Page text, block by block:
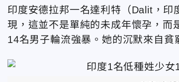
印度安德拉邦一名達利特（Dalit，印
現，這並不是單純的未成年懷孕，而
14名男子輪流強暴。她的沉默來自貧